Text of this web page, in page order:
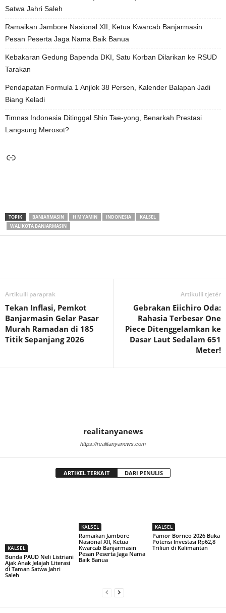
Satwa Jahri Saleh
Ramaikan Jambore Nasional XII, Ketua Kwarcab Banjarmasin
Pesan Peserta Jaga Nama Baik Banua
Kebakaran Gedung Bapenda DKI, Satu Korban Dilarikan ke RSUD
Tarakan
Pendapatan Formula 1 Anjlok 38 Persen, Kalender Balapan Jadi
Biang Keladi
Timnas Indonesia Ditinggal Shin Tae-yong, Benarkah Prestasi
Langsung Merosot?
Tautan
TOPIK BANJARMASIN H M YAMIN INDONESIA
KALSEL
WALIKOTA BANJARMASIN
Artikulli paraprak
Tekan Inflasi, Pemkot
Banjarmasin Gelar Pasar
Murah Ramadan di 185
Titik Sepanjang 2026
Artikulli tjetër
Gebrakan Eiichiro Oda:
Rahasia Terbesar One
Piece Ditenggelamkan ke
Dasar Laut Sedalam 651
Meter!
realitanyanews
https://realitanyanews.com
ARTIKEL TERKAIT DARI PENULIS
KALSEL
Bunda PAUD Neli Listriani
Ajak Anak Jelajah Literasi
di Taman Satwa Jahri
Saleh
KALSEL
Ramaikan Jambore
Nasional XII, Ketua
Kwarcab Banjarmasin
Pesan Peserta Jaga Nama
Baik Banua
KALSEL
Pamor Borneo 2026 Buka
Potensi Investasi Rp62,8
Triliun di Kalimantan